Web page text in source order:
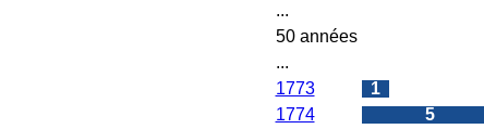
...
50 années
...
1773
1
1774
5